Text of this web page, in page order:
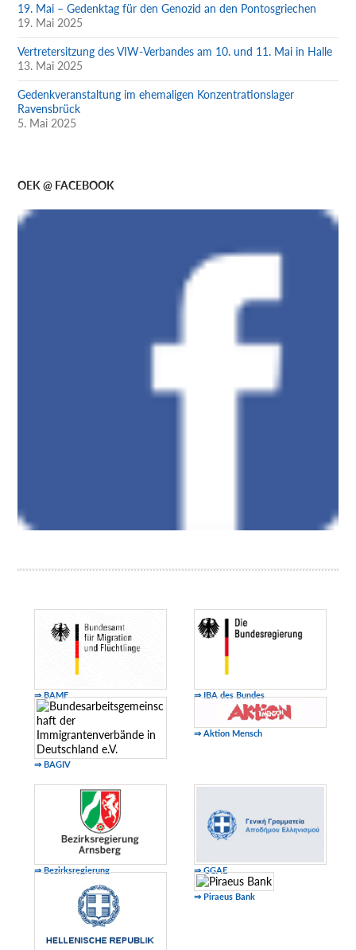
19. Mai – Gedenktag für den Genozid an den Pontosgriechen
19. Mai 2025
Vertretersitzung des VIW-Verbandes am 10. und 11. Mai in Halle
13. Mai 2025
Gedenkveranstaltung im ehemaligen Konzentrationslager
Ravensbrück
5. Mai 2025
OEK @ FACEBOOK
⇒ BAMF ⇒ IBA des Bundes
⇒ BAGIV
⇒ Aktion Mensch
⇒ Bezirksregierung ⇒ GGAE
⇒ Piraeus Bank